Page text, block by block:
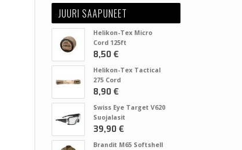
JUURI SAAPUNEET
Helikon-Tex Micro
Cord 125ft
8,50 €
Helikon-Tex Tactical
275 Cord
8,90 €
Swiss Eye Target V620
Suojalasit
39,90 €
Brandit M65 Softshell